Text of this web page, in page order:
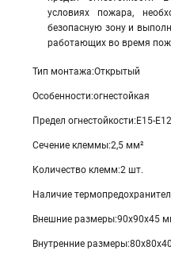
условиях пожара,
безопасную зону и
работающих во время
Тип монтажа:Открытый
Особенности:огнестойкая
Предел огнестойкости:Е15-
Сечение клеммы:2,5 мм²
Количество клемм:2 шт.
Наличие
Внешние размеры:90х90х45
Внутренние